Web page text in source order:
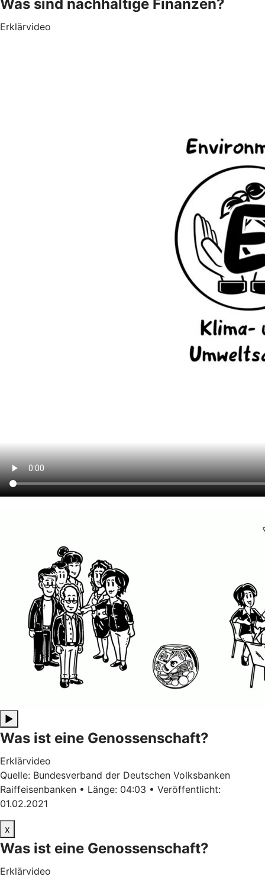
Was sind nachhaltige Finanzen?
Erklärvideo
▶
Was ist eine Genossenschaft?
Erklärvideo
Quelle: Bundesverband der Deutschen Volksbanken
Raiffeisenbanken • Länge: 04:03 • Veröffentlicht:
01.02.2021
x
Was ist eine Genossenschaft?
Erklärvideo